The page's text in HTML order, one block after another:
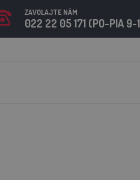
ZAVOLAJTE NÁM
022 22 05 171 (PO-PIA 9-